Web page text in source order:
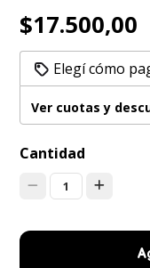
$17.500,00
Elegí cómo
Ver cuotas y
Cantidad
1